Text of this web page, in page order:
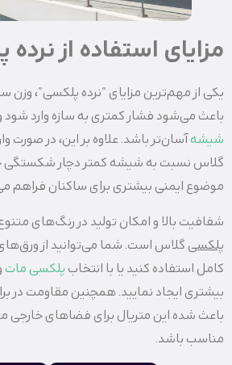
مزایای استفاده از
یکی از مهم‌ترین مزایای “نرده پلکسی”،
باعث می‌شود فشار کمتری به سازه وارد
شیشهآسان‌تر باشد. علاوه بر این، در صورت
گلاس نسبت به شیشه کمتر دچار شکستگی
موضوع ایمنی بیشتری برای ساکنان فراهم
شفافیت بالا و امکان تولید در رنگ‌های متنوع
پلکسی گلاس است. شما می‌توانید از
کامل استفاده کنید یا با انتخاب پلکسی مات
بیشتری ایجاد نمایید. همچنین مقاومت در
باعث شده این متریال برای فضاهای خارجی
مناسب باشد.